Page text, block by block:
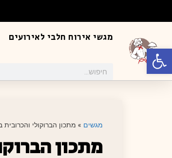
פתח סרגל נגישות
מגשי אירוח חלבי לאירועים
מגשים » מתכון הברוקולי
מתכון